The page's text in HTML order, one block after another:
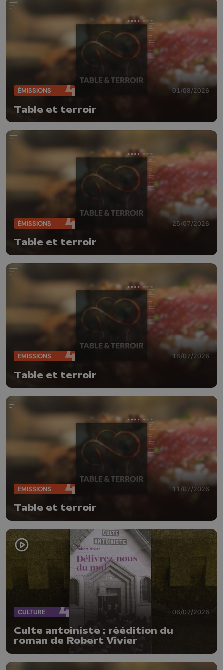
ÉMISSIONS 01/08/2026
Table et terroir
ÉMISSIONS 25/07/2026
Table et terroir
ÉMISSIONS 18/07/2026
Table et terroir
ÉMISSIONS 11/07/2026
Table et terroir
CULTURE 06/07/2026
Culte antoiniste : réédition du
roman de Robert Vivier